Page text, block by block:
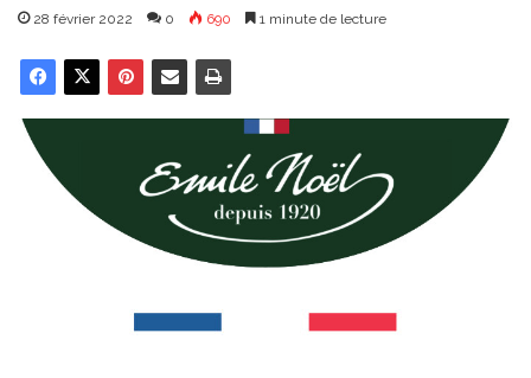
28 février 2022 0 690 1 minute de lecture